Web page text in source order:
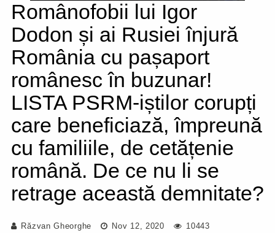
Românofobii lui Igor
Dodon și ai Rusiei înjură
România cu pașaport
românesc în buzunar!
LISTA PSRM-iștilor corupți
care beneficiază, împreună
cu familiile, de cetățenie
română. De ce nu li se
retrage această demnitate?
Răzvan Gheorghe Nov 12, 2020 10443